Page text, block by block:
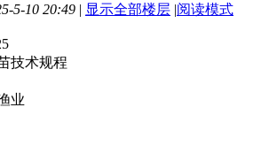
5-10 20:49 | 显示全部楼层 |阅读模式
技术规程
业